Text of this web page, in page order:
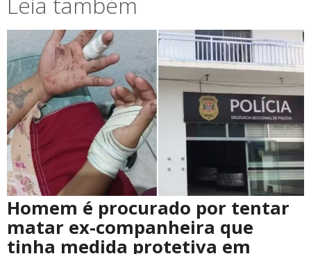
Homem é procurado por tentar
matar ex-companheira que
tinha medida protetiva em